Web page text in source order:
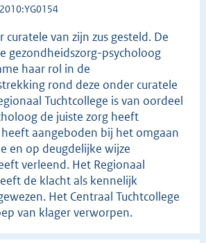
curatele van zijn zus gesteld. De
gezondheidszorg-psycholoog
haar rol in de
rond deze onder curatele
Tuchtcollege is van oordeel
de juiste zorg heeft
aangeboden bij het omgaan
en op deugdelijke wijze
verleend. Het Regionaal
de klacht als kennelijk
Het Centraal Tuchtcollege
van klager verworpen.